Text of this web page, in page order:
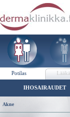
Potilas
IHOSAIRAUDET
Akne